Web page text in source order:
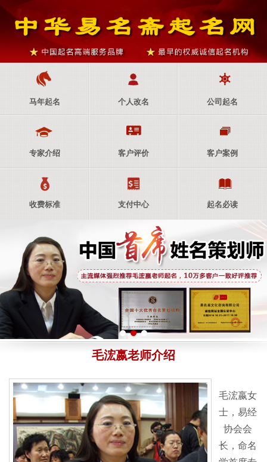
马年起名 个人改名 公司起名
专家介绍 客户评价 客户案例
收费标准 支付中心 起名必读
毛浤嬴老师介绍
毛浤嬴女
士，易经
协会会
长，命名